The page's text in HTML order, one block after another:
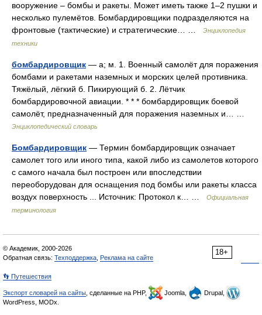
вооружение – бомбы и ракеты. Может иметь также 1–2 пушки и
несколько пулемётов. Бомбардировщики подразделяются на
фронтовые (тактические) и стратегические… …
Энциклопедия
техники
бомбардировщик — а; м. 1. Военный самолёт для поражения
бомбами и ракетами наземных и морских целей противника.
Тяжёлый, лёгкий б. Пикирующий б. 2. Лётчик
бомбардировочной авиации. * * * бомбардировщик боевой
самолёт, предназначенный для поражения наземных и… …
Энциклопедический словарь
Бомбардировщик — Термин бомбардировщик означает
самолет того или иного типа, какой либо из самолетов которого
с самого начала был построен или впоследствии
переоборудован для оснащения под бомбы или ракеты класса
воздух поверхность ... Источник: Протокол к… …
Официальная
терминология
18+
© Академик, 2000-2026
Обратная связь: Техподдержка Реклама на сайте
👣 Путешествия
Экспорт словарей на сайты , сделанные на PHP, Joomla,
Drupal,
WordPress, MODx.